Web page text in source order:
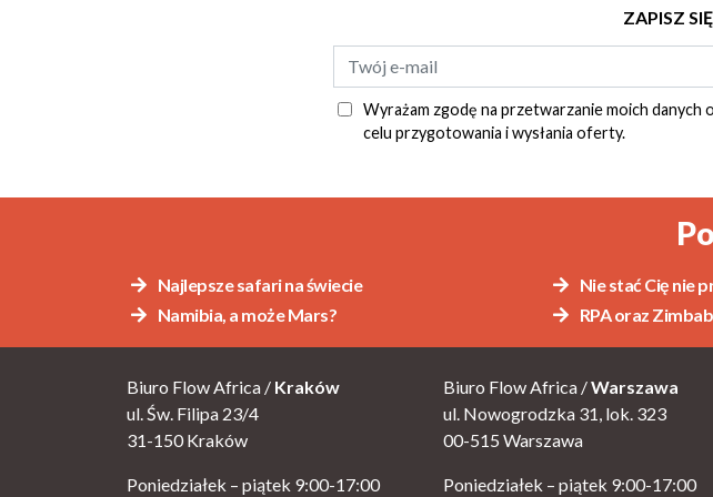
ZAPISZ
Wyrażam zgodę na przetwarzanie moich
celu przygotowania i wysłania oferty.
Najlepsze safari na świecie Nie stać Cię nie
Namibia, a może Mars?
RPA oraz
Biuro Flow Africa / Kraków
ul. Św. Filipa 23/4
31-150 Kraków
Poniedziałek – piątek 9:00-17:00
Biuro Flow Africa /Warszawa
ul. Nowogrodzka 31, lok. 323
00-515 Warszawa
Poniedziałek – piątek 9:00-17:00